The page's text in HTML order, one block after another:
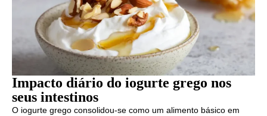
Impacto diário do iogurte grego nos
seus intestinos
O iogurte grego consolidou-se como um alimento básico em